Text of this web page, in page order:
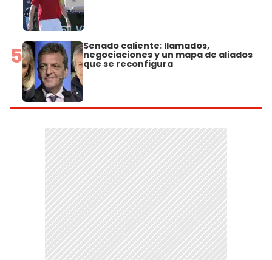
5 Senado caliente: llamados,
negociaciones y un mapa de aliados
que se reconfigura